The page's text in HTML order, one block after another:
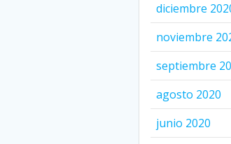
diciembre
noviembre
septiembre
agosto 2020
junio 2020